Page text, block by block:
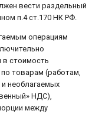
вести раздельный
п.4 ст.170 НК РФ.
операциям
стоимость
товарам (работам,
необлагаемых
НДС),
между